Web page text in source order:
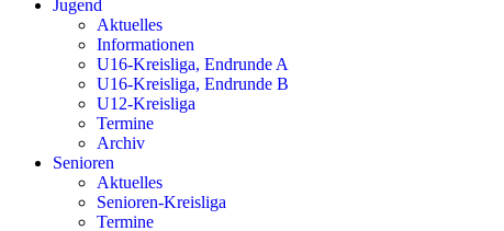
Jugend
Aktuelles
Informationen
U16-Kreisliga, Endrunde A
U16-Kreisliga, Endrunde B
U12-Kreisliga
Termine
Archiv
Senioren
Aktuelles
Senioren-Kreisliga
Termine